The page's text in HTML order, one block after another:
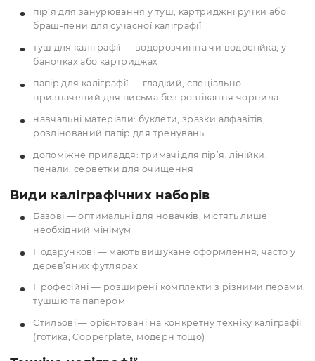
1 2 Вперед
Набори для каліграфії
Набори для каліграфії створені для тих, хто прагне
опанувати мистецтво красивого письма або
вже наявні навички. Вони підходять як початківцям, так
професійним каліграфам, відрізняючись складом та
стилістичним спрямуванням.
Що входить до набору для письма
пір’я для занурювання у туш, картриджні ручки
браш-пени для сучасної каліграфії
баночках або картриджах